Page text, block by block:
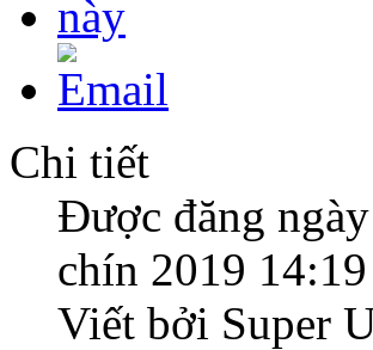
Chi tiết
Được đăng
chín 2019 14:19
Viết bởi Super